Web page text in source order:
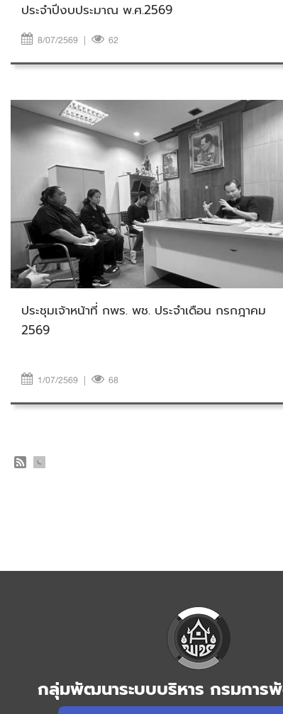
ประจำปีงบประมาณ พ.ศ.2569
8/07/2569 | 62
วันพุธที่ 1 กรกฎาคม 2569
ประชุมเจ้าหน้าที่ กพร. พช. ประจำเดือน กรกฎาคม
2569
1/07/2569 | 68
กลุ่มพัฒนาระบบบริหาร กรมการ